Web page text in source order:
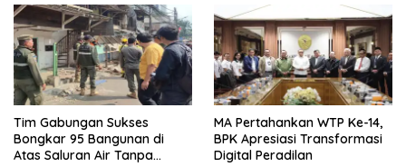
Tim Gabungan Sukses
Bongkar 95 Bangunan di
Atas Saluran Air Tanpa
MA Pertahankan WTP Ke-14,
BPK Apresiasi Transformasi
Digital Peradilan